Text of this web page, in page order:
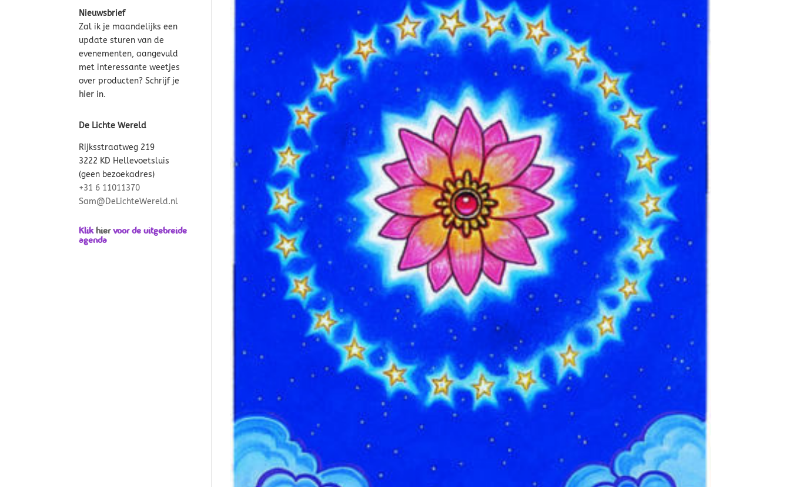
Nieuwsbrief
Zal ik je maandelijks een
update sturen van de
evenementen, aangevuld
met interessante weetjes
over producten? Schrijf je
hier in.
De Lichte Wereld
Rijksstraatweg 219
3222 KD Hellevoetsluis
(geen bezoekadres)
+31 6 11011370
Sam@DeLichteWereld.nl
Klikhiervoor de uitgebreide
agenda